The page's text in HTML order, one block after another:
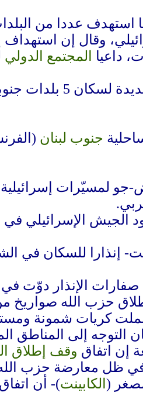
استهدف عددا من
وقال إن
داعيا المجتمع الدولي
في الأثناء، أصدر
جنوب لبنان
جو لمسيّرات
الجيش الإسرائيلي
إنذارا للسكان في
صفارات الإنذار دوّت
حزب الله صواريخ
كريات شمونة
إلى المناطق
إن اتفاق وقف إطلاق
في ظل معارضة حزب
(الكابينت)- أن